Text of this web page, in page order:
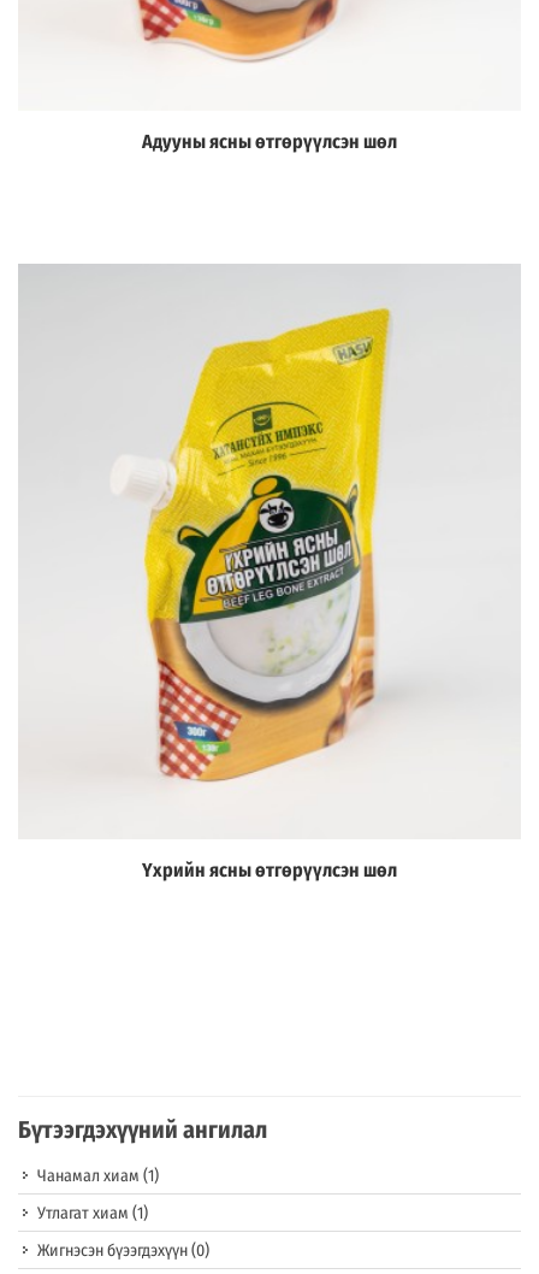
Дэлгэрэнгүй
Адууны ясны өтгөрүүлсэн шөл
Дэлгэрэнгүй
Үхрийн ясны өтгөрүүлсэн шөл
Бүтээгдэхүүний ангилал
Чанамал хиам (1)
Утлагат хиам (1)
Жигнэсэн бүээгдэхүүн(0)